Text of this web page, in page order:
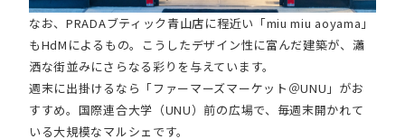
なお、PRADAブティック青山店に程近い「miu miu aoyama」
もHdMによるもの。こうしたデザイン性に富んだ建築が、瀟
洒な街並みにさらなる彩りを与えています。
週末に出掛けるなら「ファーマーズマーケット＠UNU」がお
すすめ。国際連合大学（UNU）前の広場で、毎週末開かれて
いる大規模なマルシェです。